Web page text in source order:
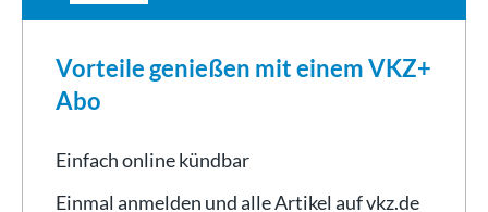
Vorteile genießen mit einem VKZ+
Abo
Einfach online kündbar
Einmal anmelden und alle Artikel auf vkz.de